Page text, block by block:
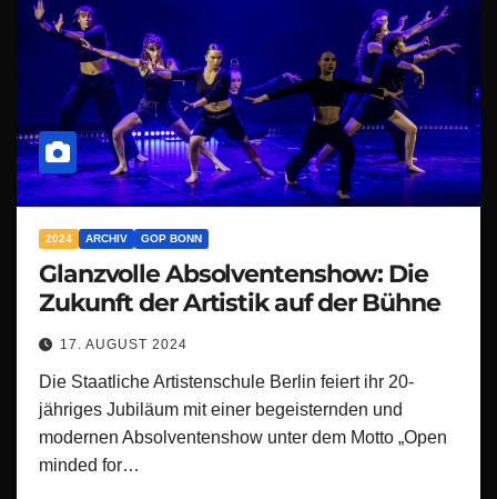
2024 ARCHIV GOP BONN
Glanzvolle Absolventenshow: Die
Zukunft der Artistik auf der Bühne
17. AUGUST 2024
Die Staatliche Artistenschule Berlin feiert ihr 20-
jähriges Jubiläum mit einer begeisternden und
modernen Absolventenshow unter dem Motto „Open
minded for…